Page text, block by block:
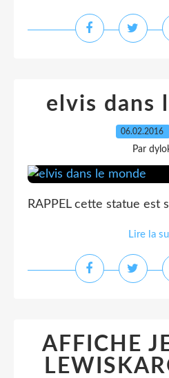
elvis dans
06.02.2016
Par
RAPPEL cette statue est
Lire la
AFFICHE